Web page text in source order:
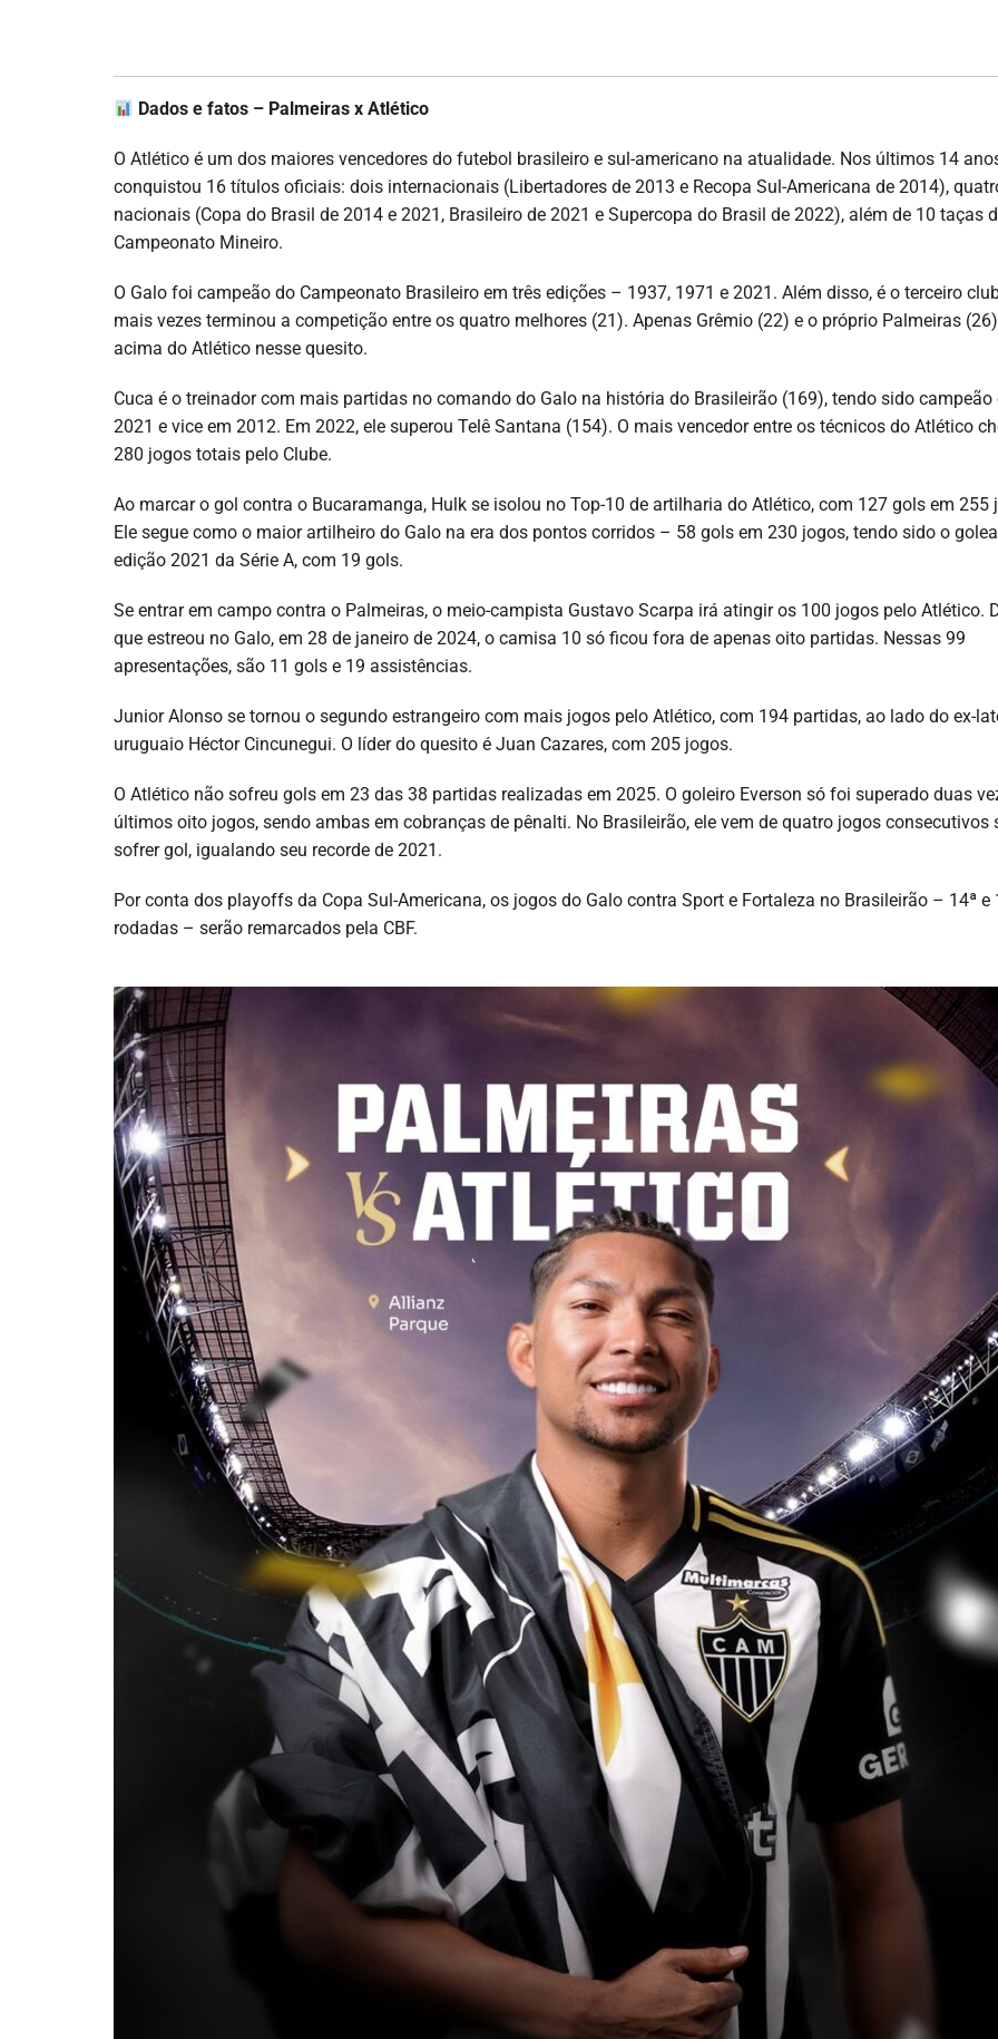
Dados e fatos – Palmeiras x Atlético
O Atlético é um dos maiores vencedores do futebol brasileiro e sul-americano na atualidade. Nos últimos 14
conquistou 16 títulos oficiais: dois internacionais (Libertadores de 2013 e Recopa Sul-Americana de 2014),
nacionais (Copa do Brasil de 2014 e 2021, Brasileiro de 2021 e Supercopa do Brasil de 2022), além de 10 taças
Campeonato Mineiro.
O Galo foi campeão do Campeonato Brasileiro em três edições – 1937, 1971 e 2021. Além disso, é o terceiro
mais vezes terminou a competição entre os quatro melhores (21). Apenas Grêmio (22) e o próprio Palmeiras
acima do Atlético nesse quesito.
Cuca é o treinador com mais partidas no comando do Galo na história do Brasileirão (169), tendo sido campeão
2021 e vice em 2012. Em 2022, ele superou Telê Santana (154). O mais vencedor entre os técnicos do Atlético
280 jogos totais pelo Clube.
Ao marcar o gol contra o Bucaramanga, Hulk se isolou no Top-10 de artilharia do Atlético, com 127 gols em 255
Ele segue como o maior artilheiro do Galo na era dos pontos corridos – 58 gols em 230 jogos, tendo sido o
edição 2021 da Série A, com 19 gols.
Se entrar em campo contra o Palmeiras, o meio-campista Gustavo Scarpa irá atingir os 100 jogos pelo Atlético.
que estreou no Galo, em 28 de janeiro de 2024, o camisa 10 só ficou fora de apenas oito partidas. Nessas 99
apresentações, são 11 gols e 19 assistências.
Junior Alonso se tornou o segundo estrangeiro com mais jogos pelo Atlético, com 194 partidas, ao lado do ex-
uruguaio Héctor Cincunegui. O líder do quesito é Juan Cazares, com 205 jogos.
O Atlético não sofreu gols em 23 das 38 partidas realizadas em 2025. O goleiro Everson só foi superado duas
últimos oito jogos, sendo ambas em cobranças de pênalti. No Brasileirão, ele vem de quatro jogos consecutivos
sofrer gol, igualando seu recorde de 2021.
Por conta dos playoffs da Copa Sul-Americana, os jogos do Galo contra Sport e Fortaleza no Brasileirão – 14ª e
rodadas – serão remarcados pela CBF.